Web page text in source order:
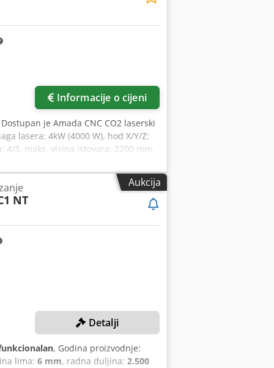
Informacije o cijeni
Dostupan je Amada CNC CO2 laserski
lasera: 4kW (4000 W), hod X/Y/Z:
4/3, maks. visina istovara: 2200 mm,
dostupna. Moguć je obilazak na
Aukcija
NT
Detalji
, Godina proizvodnje:
lima: 6 mm, radna duljina: 2.500